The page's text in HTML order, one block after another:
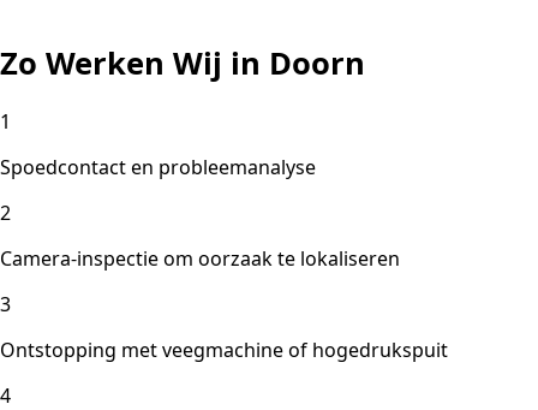
Zo Werken Wij in Doorn
1
Spoedcontact en probleemanalyse
2
Camera-inspectie om oorzaak te lokaliseren
3
Ontstopping met veegmachine of hogedrukspuit
4